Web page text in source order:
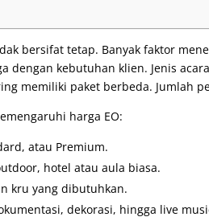
bersifat tetap. Banyak faktor
dengan kebutuhan klien. Jenis
memiliki paket berbeda. Jumlah
harga EO:
atau Premium.
hotel atau aula biasa.
kru yang dibutuhkan.
dekorasi, hingga live